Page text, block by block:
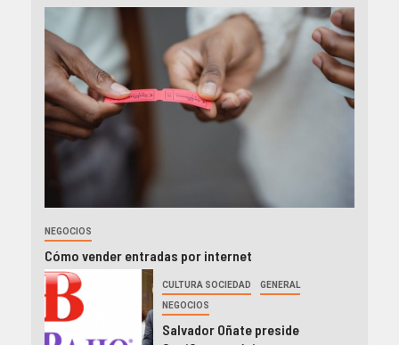
NEGOCIOS
Cómo vender entradas por internet
CULTURA SOCIEDAD GENERAL
NEGOCIOS
Salvador Oñate preside